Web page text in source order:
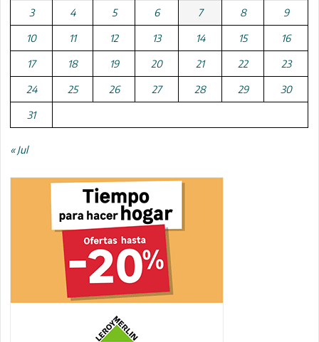
3 4 5 6 7 8 9
10 11 12 13 14 15 16
17 18 19 20 21 22 23
24 25 26 27 28 29 30
31
« Jul